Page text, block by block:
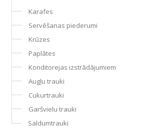
Karafes
Servēšanas piederumi
Krūzes
Paplātes
Konditorejas izstrādājumiem
Augļu trauki
Cukurtrauki
Garšvielu trauki
Saldumtrauki